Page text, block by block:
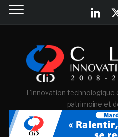
L'innovation technologique
patrimoine et